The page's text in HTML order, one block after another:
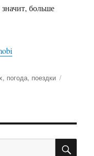
больше
, погода, поездки